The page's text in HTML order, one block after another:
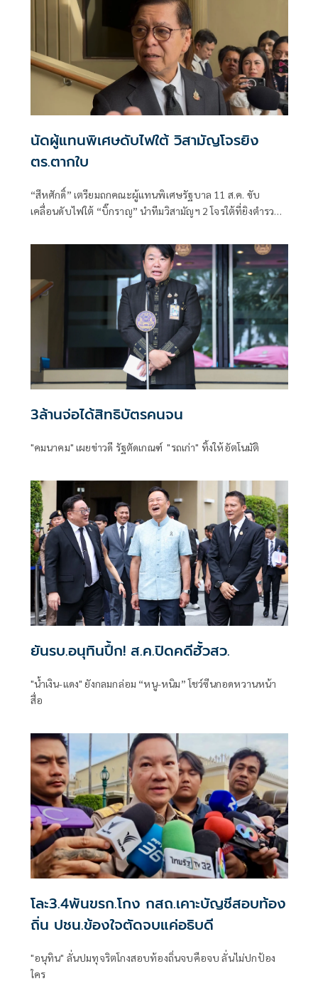
นัดผู้แทนพิเศษดับไฟใต้ วิสามัญโจรยิง
ตร.ตากใบ
“สีหศักดิ์”​ เตรียมถกคณะผู้แทน​พิเศษรัฐบาล​ 11 ส.ค. ขับ
เคลื่อนดับไฟใต้​ “บิ๊กราญ” นำทีมวิสามัญฯ 2 โจรใต้ที่ยิงตำรวจ
3ล้านจ่อได้สิทธิบัตรคนจน
"คมนาคม" เผยข่าวดี รัฐตัดเกณฑ์ "รถเก่า" ทิ้งให้อัตโนมัติ
ยันรบ.อนุทินปึ้ก! ส.ค.ปิดคดีฮั้วสว.
"น้ำเงิน-แดง" ยังกลมกล่อม “หนู-หนิม” โชว์ซีนกอดหวานหน้า
สื่อ
โละ3.4พันขรก.โกง กสถ.เคาะบัญชีสอบท้อง
ถิ่น ปชน.ข้องใจตัดจบแค่อธิบดี
"อนุทิน" ลั่นปมทุจริตโกงสอบท้องถิ่นจบคือจบ ลั่นไม่ปกป้อง
ใคร